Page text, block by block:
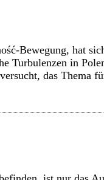
Bewegung, hat
Turbulenzen in
das Thema